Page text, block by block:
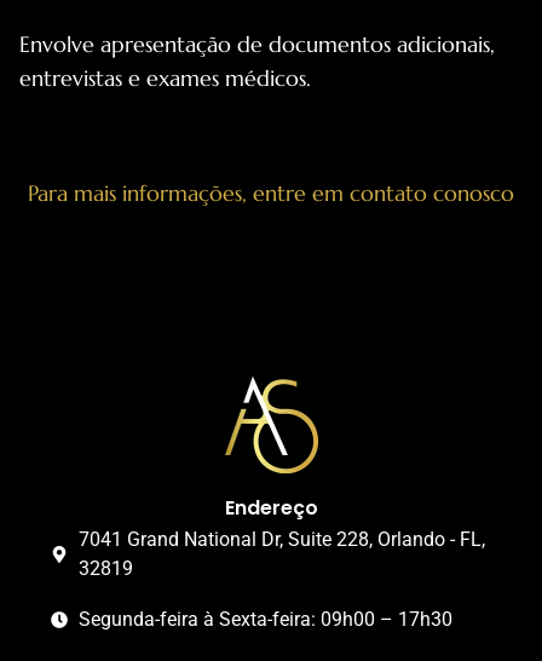
Envolve apresentação de documentos adicionais,
entrevistas e exames médicos.
Para mais informações, entre em contato conosco
Endereço
7041 Grand National Dr, Suite 228, Orlando - FL,
32819
Segunda-feira à Sexta-feira: 09h00 – 17h30